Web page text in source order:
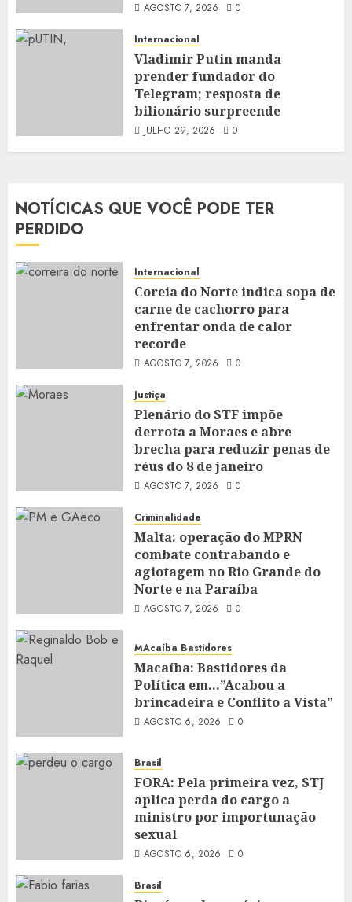
AGOSTO 7, 2026 0
Internacional
Vladimir Putin manda
prender fundador do
Telegram; resposta de
bilionário surpreende
JULHO 29, 2026 0
NOTÍCICAS QUE VOCÊ PODE TER
PERDIDO
Internacional
Coreia do Norte indica sopa de
carne de cachorro para
enfrentar onda de calor
recorde
AGOSTO 7, 2026 0
Justiça
Plenário do STF impõe
derrota a Moraes e abre
brecha para reduzir penas de
réus do 8 de janeiro
AGOSTO 7, 2026 0
Criminalidade
Malta: operação do MPRN
combate contrabando e
agiotagem no Rio Grande do
Norte e na Paraíba
AGOSTO 7, 2026 0
MAcaíba Bastidores
Macaíba: Bastidores da
Política em…”Acabou a
brincadeira e Conflito a Vista”
AGOSTO 6, 2026 0
Brasil
FORA: Pela primeira vez, STJ
aplica perda do cargo a
ministro por importunação
sexual
AGOSTO 6, 2026 0
Brasil